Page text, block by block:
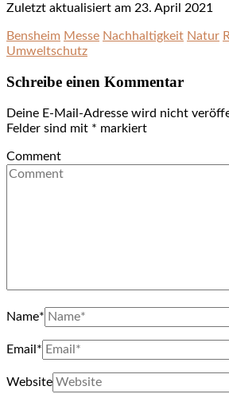
Zuletzt aktualisiert am 23. April 2021
Bensheim Messe Nachhaltigkeit Natur
Umweltschutz
Schreibe einen Kommentar
Deine E-Mail-Adresse wird nicht
Felder sind mit * markiert
Comment
Name*
Email *
Website